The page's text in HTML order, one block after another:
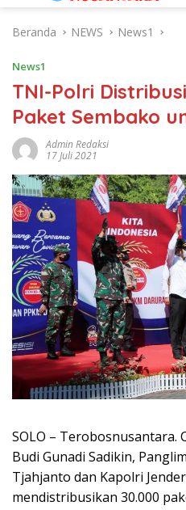
Beranda NEWS News1
News1
TNI-Polri
Paket Sembako
Admin Redaksi
17 Juli 2021
SOLO – Terobosnusantara.
Budi Gunadi Sadikin,
Tjahjanto dan Kapolri
mendistribusikan 30.000